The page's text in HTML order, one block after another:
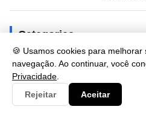
🍪 Usamos cookies para melhorar
navegação. Ao continuar, você
Privacidade
Rejeitar
Aceitar
Categorias
Artes
Consulta